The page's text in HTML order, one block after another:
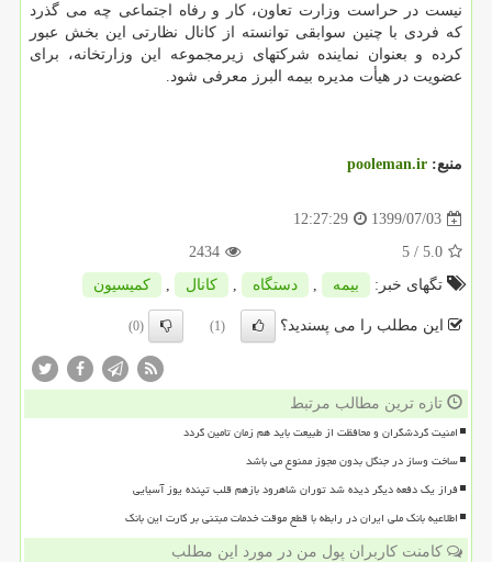
نیست در حراست وزارت تعاون، کار و رفاه اجتماعی چه می گذرد
که فردی با چنین سوابقی توانسته از کانال نظارتی این بخش عبور
کرده و بعنوان نماینده شرکتهای زیرمجموعه این وزارتخانه، برای
عضویت در هیأت مدیره بیمه البرز معرفی شود.
منبع: pooleman.ir
1399/07/03
12:27:29
5.0
/ 5
2434
تگهای خبر:
بیمه , دستگاه , كانال , كمیسیون
این مطلب را می پسندید؟ (1)
(0)
تازه ترین مطالب مرتبط
امنیت گردشگران و محافظت از طبیعت باید هم زمان تامین گردد
ساخت وساز در جنگل بدون مجوز ممنوع می باشد
فراز یک دفعه دیگر دیده شد توران شاهرود بازهم قلب تپنده یوز آسیایی
اطلاعیه بانک ملی ایران در رابطه با قطع موقت خدمات مبتنی بر کارت این بانک
کامنت کاربران پول من در مورد این مطلب